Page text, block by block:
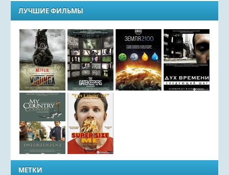
ЛУЧШИЕ ФИЛЬМЫ
МЕТКИ